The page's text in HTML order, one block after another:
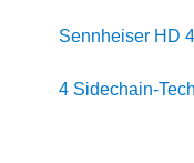
Sennheiser HD
4 Sidechain-